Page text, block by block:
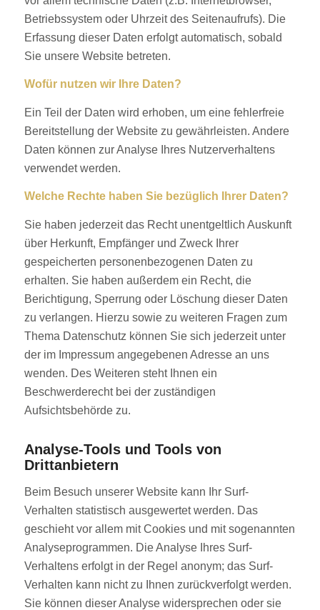
Betriebssystem oder Uhrzeit des Seitenaufrufs). Die
Erfassung dieser Daten erfolgt automatisch, sobald
Sie unsere Website betreten.
Wofür nutzen wir Ihre Daten?
Ein Teil der Daten wird erhoben, um eine fehlerfreie
Bereitstellung der Website zu gewährleisten. Andere
Daten können zur Analyse Ihres Nutzerverhaltens
verwendet werden.
Welche Rechte haben Sie bezüglich Ihrer Daten?
Sie haben jederzeit das Recht unentgeltlich Auskunft
über Herkunft, Empfänger und Zweck Ihrer
gespeicherten personenbezogenen Daten zu
erhalten. Sie haben außerdem ein Recht, die
Berichtigung, Sperrung oder Löschung dieser Daten
zu verlangen. Hierzu sowie zu weiteren Fragen zum
Thema Datenschutz können Sie sich jederzeit unter
der im Impressum angegebenen Adresse an uns
wenden. Des Weiteren steht Ihnen ein
Beschwerderecht bei der zuständigen
Aufsichtsbehörde zu.
Analyse-Tools und Tools von
Drittanbietern
Beim Besuch unserer Website kann Ihr Surf-
Verhalten statistisch ausgewertet werden. Das
geschieht vor allem mit Cookies und mit sogenannten
Analyseprogrammen. Die Analyse Ihres Surf-
Verhaltens erfolgt in der Regel anonym; das Surf-
Verhalten kann nicht zu Ihnen zurückverfolgt werden.
Sie können dieser Analyse widersprechen oder sie